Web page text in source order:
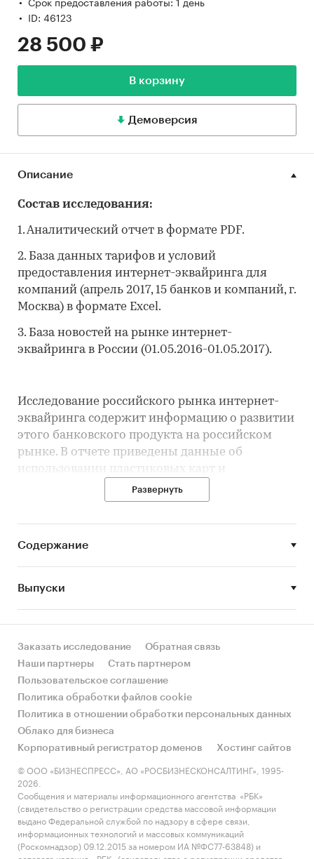
ID: 46123
28 500 ₽
В корзину
Демоверсия
Описание
Состав исследования:
1. Аналитический отчет в формате PDF.
2. База данных тарифов и условий
предоставления интернет-эквайринга для
компаний (апрель 2017, 15 банков и компаний, г.
Москва) в формате Excel.
3. База новостей на рынке интернет-
эквайринга в России (01.05.2016-01.05.2017).
Исследование российского рынка интернет-
эквайринга содержит информацию о развитии
этого банковского продукта на российском
рынке. В отчете приведены данные об
использовании пластиковых карт и
дистанционных каналов оплаты. По интернет-
эквайрингу дана краткая справка (описание
игроков сегмента.
о ключевых событиях в деятельности игроков
рынка за прошедший год. В разделе,
приведены потенциальные направления
развития эквайринга в России, а также мнения
экспертов о состоянии и перспективах
развития данного банковского продукта.
Интернет-эквайринг:
Сегмент для анализа: малый бизнес, средний
бизнес;
География исследования: г. Москва;
Метод сбора информации: mystery-shopping;
Развернуть
Содержание
Выпуски
Заказать исследование
Обратная связь
Наши партнеры
Стать партнером
Пользовательское соглашение
Политика обработки файлов cookie
Политика в отношении обработки персональных данных
Облако для бизнеса
Корпоративный регистратор доменов
Хостинг сайтов
© ООО «БИЗНЕСПРЕСС», АО «РОСБИЗНЕСКОНСАЛТИНГ», 1995-
2026.
Сообщения и материалы информационного агентства «РБК»
(свидетельство о регистрации средства массовой информации
выдано Федеральной службой по надзору в сфере связи,
информационных технологий и массовых коммуникаций
(Роскомнадзор) 09.12.2015 за номером ИА №ФС77-63848) и